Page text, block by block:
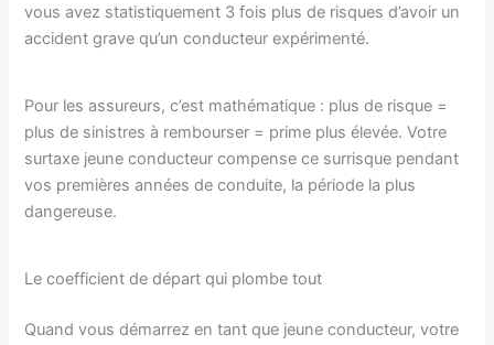
vous avez statistiquement 3 fois plus de risques d’avoir un
accident grave qu’un conducteur expérimenté.
Pour les assureurs, c’est mathématique : plus de risque =
plus de sinistres à rembourser = prime plus élevée. Votre
surtaxe jeune conducteur compense ce surrisque pendant
vos premières années de conduite, la période la plus
dangereuse.
Le coefficient de départ qui plombe tout
Quand vous démarrez en tant que jeune conducteur, votre